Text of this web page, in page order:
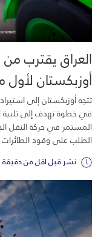
العراق يقترب
أوزبكستان لأول
تتجه أوزبكستان إلى
في خطوة تهدف إلى تلبية
المستمر في حركة النقل
الطلب على وقود الطائرات
نشر قبل اقل من دقيقة